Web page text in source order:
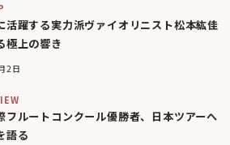
活躍する実力派ヴァイオリニスト松本紘佳
極上の響き
2日
フルートコンクール優勝者、日本ツアーへ
語る